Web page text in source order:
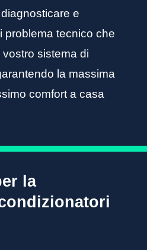
e
problema tecnico che
sistema di
la massima
comfort a casa
la